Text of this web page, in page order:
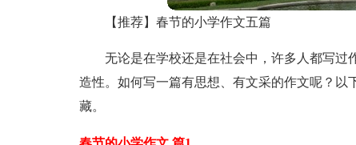
【推荐】春节的小学作文五篇
无论是在学校还是在社会中，许多人都写过
造性。如何写一篇有思想、有文采的作文呢？以
藏。